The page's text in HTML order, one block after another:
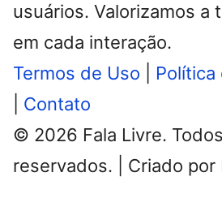
usuários. Valorizamos a
em cada interação.
Termos de Uso
Política
Contato
© 2026 Fala Livre.
reservados. | Criado por